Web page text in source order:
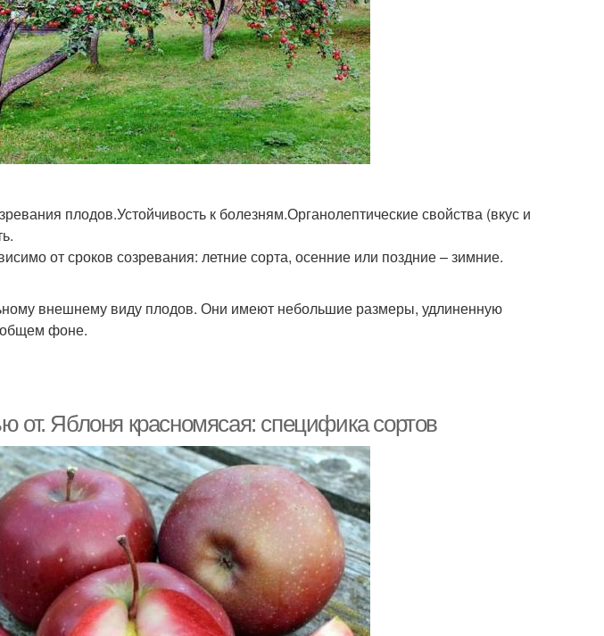
плодов.Устойчивость к болезням.Органолептические свойства (вкус и
от сроков созревания: летние сорта, осенние или поздние – зимние.
внешнему виду плодов. Они имеют небольшие размеры, удлиненную
фоне.
от. Яблоня красномясая: специфика сортов